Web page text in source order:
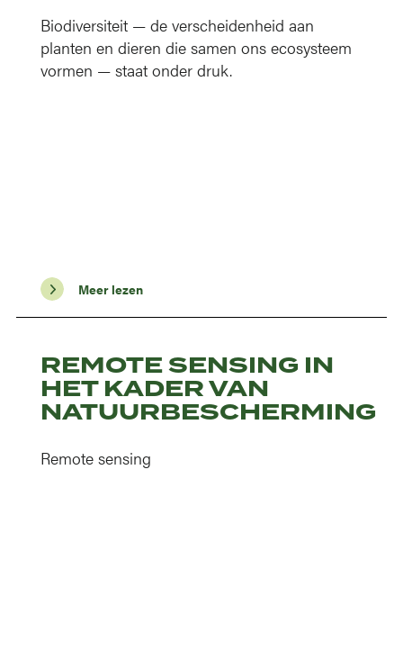
Biodiversiteit — de verscheidenheid aan
planten en dieren die samen ons ecosysteem
vormen — staat onder druk.
Meer lezen
REMOTE SENSING IN
HET KADER VAN
NATUURBESCHERMING
Remote sensing